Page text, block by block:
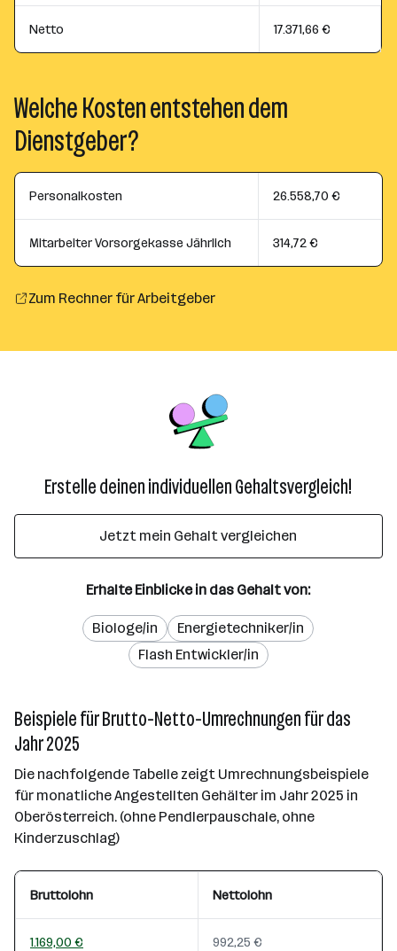
Netto 17.371,66 €
Welche Kosten entstehen dem
Dienstgeber?
Personalkosten 26.558,70 €
Mitarbeiter Vorsorgekasse Jährlich 314,72 €
Zum Rechner für Arbeitgeber
Erstelle deinen individuellen Gehaltsvergleich!
Jetzt mein Gehalt vergleichen
Erhalte Einblicke in das Gehalt von:
Biologe/in
Energietechniker/in
Flash Entwickler/in
Beispiele für Brutto-Netto-Umrechnungen für das
Jahr 2025
Die nachfolgende Tabelle zeigt Umrechnungsbeispiele
für monatliche Angestellten Gehälter im Jahr 2025 in
Oberösterreich. (ohne Pendlerpauschale, ohne
Kinderzuschlag)
Bruttolohn Nettolohn
1.169,00 € 992,25 €